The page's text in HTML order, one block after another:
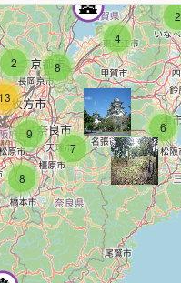
8
4
8
7
2
9
13
6
2